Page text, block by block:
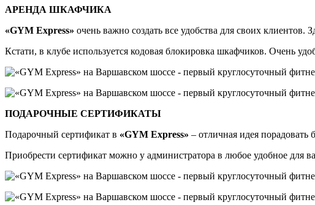
АРЕНДА ШКАФЧИКА
«GYM Express» очень важно создать все удобства для своих
Кстати, в клубе используется кодовая блокировка шкафчиков. Очень
ПОДАРОЧНЫЕ СЕРТИФИКАТЫ
Подарочный сертификат в «GYM Express» – отличная идея
Приобрести сертификат можно у администратора в любое удобное для